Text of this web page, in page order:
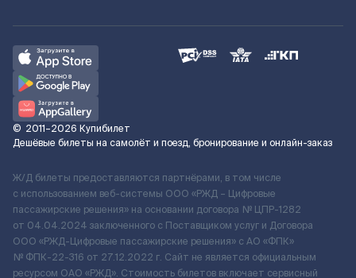
© 2011–2026 Купибилет
Дешёвые билеты на самолёт и поезд, бронирование и онлайн-заказ
Ж/Д билеты предоставляются партнёрами, в том числе
с использованием веб-системы ООО «РЖД – Цифровые
пассажирские решения» на основании договора № ЦПР-1282
от 04.04.2024 заключенного с Поставщиком услуг и Договора
ООО «РЖД-Цифровые пассажирские решения» c АО «ФПК»
№ ФПК-22-316 от 27.12.2022 г. Сайт не является официальным
ресурсом ОАО «РЖД». Стоимость билетов включает сервисный